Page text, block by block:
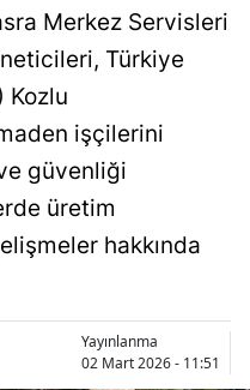
Merkez Servisleri
Türkiye
Kozlu
işçilerini
güvenliği
üretim
hakkında
Yayınlanma
02 Mart 2026 - 11:51